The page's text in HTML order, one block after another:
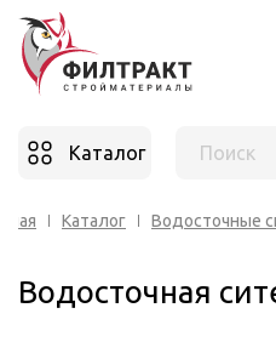
Каталог Поиск
Каталог Водосточные
Водосточная